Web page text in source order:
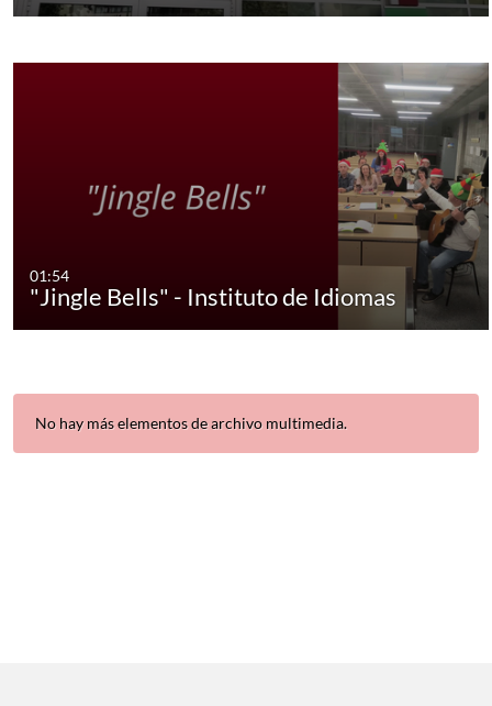
01:54
"Jingle Bells" - Instituto de Idiomas
No hay más elementos de archivo multimedia.